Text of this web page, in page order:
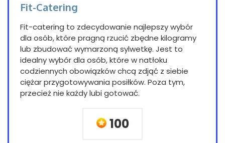
Fit-Catering
Fit-catering to zdecydowanie najlepszy wybór
dla osób, które pragną rzucić zbędne kilogramy
lub zbudować wymarzoną sylwetkę. Jest to
idealny wybór dla osób, które w natłoku
codziennych obowiązków chcą zdjąć z siebie
ciężar przygotowywania posiłków. Poza tym,
przecież nie każdy lubi gotować.
100